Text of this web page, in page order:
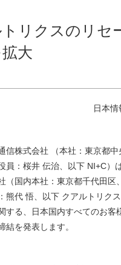
リクスのリセ
大
日本
信株式会社 （本社：東京都中
員：桜井 伝治、以下 NI+C）
（国内本社：東京都千代田区
熊代 悟、以下 クアルトリク
する、日本国内すべてのお客
結を発表します。